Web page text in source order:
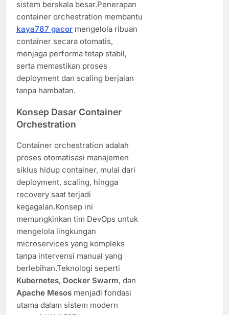
sistem berskala besar.Penerapan
container orchestration membantu
kaya787 gacor mengelola ribuan
container secara otomatis,
menjaga performa tetap stabil,
serta memastikan proses
deployment dan scaling berjalan
tanpa hambatan.
Konsep Dasar Container
Orchestration
Container orchestration adalah
proses otomatisasi manajemen
siklus hidup container, mulai dari
deployment, scaling, hingga
recovery saat terjadi
kegagalan.Konsep ini
memungkinkan tim DevOps untuk
mengelola lingkungan
microservices yang kompleks
tanpa intervensi manual yang
berlebihan.Teknologi seperti
Kubernetes, Docker Swarm, dan
Apache Mesos menjadi fondasi
utama dalam sistem modern